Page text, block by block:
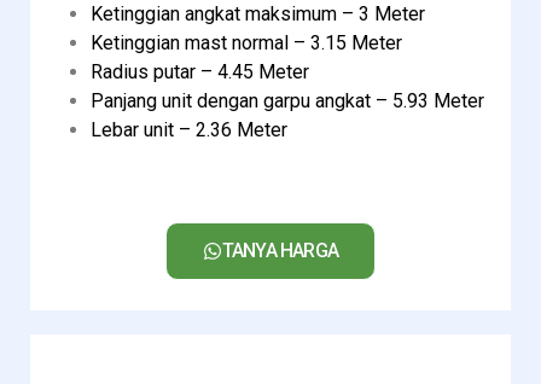
Ketinggian angkat maksimum – 3 Meter
Ketinggian mast normal – 3.15 Meter
Radius putar – 4.45 Meter
Panjang unit dengan garpu angkat – 5.93 Meter
Lebar unit – 2.36 Meter
TANYA HARGA